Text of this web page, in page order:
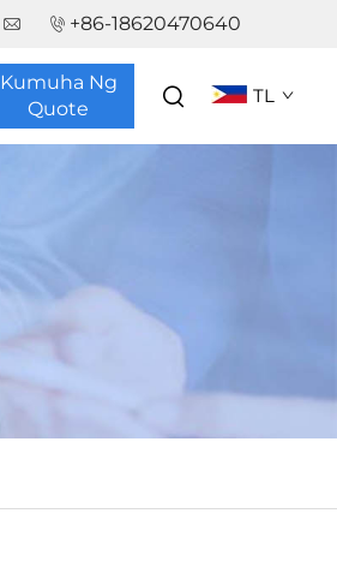
+86-18620470640
Kumuha Ng
Quote
TL